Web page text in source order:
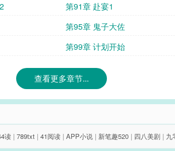
第91章 赴宴1
第95章 鬼子大佐
第99章 计划开始
查看更多章节...
读 | 789txt | 41阅读 | APP小说 | 新笔趣520 | 四八美剧 | 九